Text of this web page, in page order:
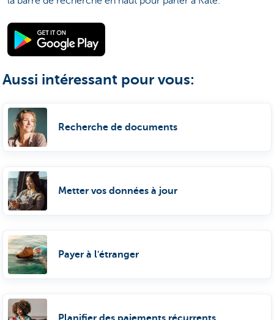
Aussi intéressant pour vous:
Recherche de documents
Metter vos données à jour
Payer à l'étranger